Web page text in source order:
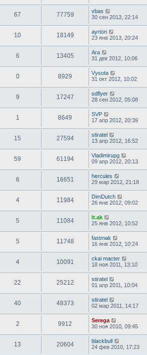
67 77759
vbas
30 сен 2013, 22:14
10 18149
ayrton
23 янв 2013, 20:24
6 13405
Ara
31 дек 2012, 10:06
0 8929
Vysota
31 окт 2012, 10:02
9 17247
sdflyer
28 сен 2012, 05:08
1 8649
SVP
17 апр 2012, 20:39
15 27594
stiratel
13 апр 2012, 16:52
59 61194
Vladimirupg
09 апр 2012, 20:13
6 16651
hercules
29 мар 2012, 21:18
4 11984
DimDutch
26 янв 2012, 09:02
5 11084
lt.ak
25 янв 2012, 10:52
5 11748
fastmak
16 янв 2012, 10:24
4 10091
ckai macter
18 ноя 2011, 13:10
22 25212
stiratel
01 апр 2011, 10:04
40 48373
stiratel
02 мар 2011, 14:17
2 9912
Serega
30 ноя 2010, 09:45
13 20604
blackbull
24 фев 2010, 17:23